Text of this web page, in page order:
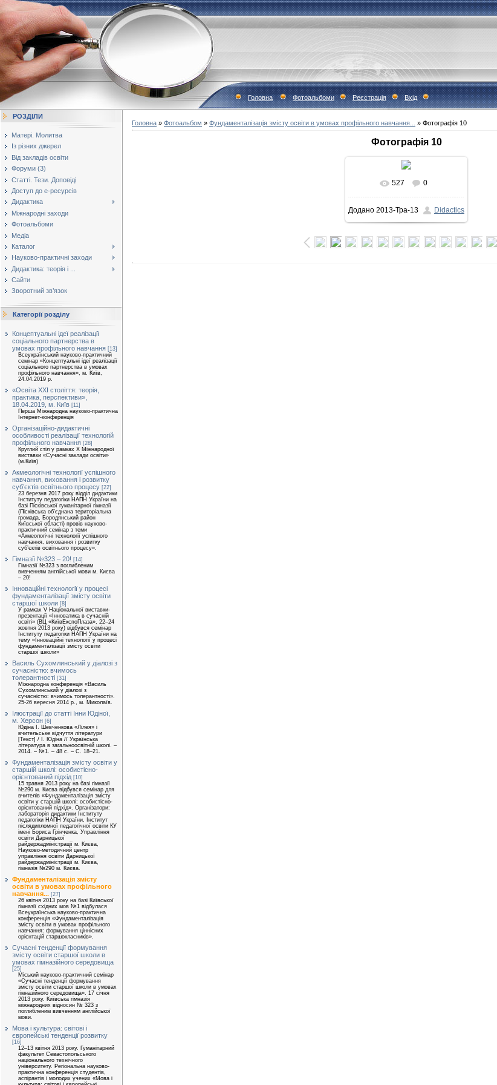
Головна Фотоальбоми Реєстрація Вхід
РОЗДІЛИ
Матері. Молитва
Із різних джерел
Від закладів освіти
Форуми (3)
Статті. Тези. Доповіді
Доступ до е-ресурсів
Дидактика
Міжнародні заходи
Фотоальбоми
Медіа
Каталог
Науково-практичні заходи
Дидактика: теорія і ...
Сайти
Зворотний зв’язок
Категорії розділу
Концептуальні ідеї реалізації
соціального партнерства в
умовах профільного навчання [13]
Всеукраїнський науково-практичний
семінар «Концептуальні ідеї реалізації
соціального партнерства в умовах
профільного навчання», м. Київ,
24.04.2019 р.
«Освіта ХХІ століття: теорія,
практика, перспективи»,
18.04.2019, м. Київ [11]
Перша Міжнародна науково-практична
Інтернет-конференція
Організаційно-дидактичні
особливості реалізації технологій
профільного навчання [28]
Круглий стіл у рамках Х Міжнародної
виставки «Сучасні заклади освіти»
(м.Київ)
Акмеологічні технології успішного
навчання, виховання і розвитку
суб’єктів освітнього процесу [22]
23 березня 2017 року відділ дидактики
Інституту педагогіки НАПН України на
базі Пісківської гуманітарної гімназії
(Пісківська об’єднана територіальна
громада, Бородянський район
Київської області) провів науково-
практичний семінар з теми
«Акмеологічні технології успішного
навчання, виховання і розвитку
суб’єктів освітнього процесу».
Гімназії №323 – 20! [14]
Гімназії №323 з поглибленим
вивченням англійської мови м. Києва
– 20!
Інноваційні технології у процесі
фундаменталізації змісту освіти
старшої школи [8]
У рамках V Національної виставки-
презентації «Інноватика в сучасній
освіті» (ВЦ «КиївЕкспоПлаза», 22–24
жовтня 2013 року) відбувся семінар
Інституту педагогіки НАПН України на
тему «Інноваційні технології у процесі
фундаменталізації змісту освіти
старшої школи»
Василь Сухомлинський у діалозі з
сучасністю: вчимось
толерантності [31]
Міжнародна конференція «Василь
Сухомлинський у діалозі з
сучасністю: вчимось толерантності».
25-26 вересня 2014 р., м. Миколаїв.
Ілюстрації до статті Інни Юдіної,
м. Херсон [6]
Юдіна І. Шевченкова «Лілея» і
вчительське відчуття літератури
[Текст] / І. Юдіна // Українська
література в загальноосвітній школі. –
2014. – №1. – 48 с. – С. 18–21.
Фундаменталізація змісту освіти у
старшій школі: особистісно-
орієнтований підхід [10]
15 травня 2013 року на базі гімназії
№290 м. Києва відбувся семінар для
вчителів «Фундаменталізація змісту
освіти у старшій школі: особистісно-
орієнтований підхід». Організатори:
лабораторія дидактики Інституту
педагогіки НАПН України, Інститут
післядипломної педагогічної освіти КУ
імені Бориса Грінченка, Управління
освіти Дарницької
райдержадміністрації м. Києва,
Науково-методичний центр
управління освіти Дарницької
райдержадміністрації м. Києва,
гімназія №290 м. Києва.
Фундаменталізація змісту
освіти в умовах профільного
навчання... [27]
26 квітня 2013 року на базі Київської
гімназії східних мов №1 відбулася
Всеукраїнська науково-практична
конференція «Фундаменталізація
змісту освіти в умовах профільного
навчання: формування ціннісних
орієнтацій старшокласників».
Сучасні тенденції формування
змісту освіти старшої школи в
умовах гімназійного середовища
[25]
Міський науково-практичний семінар
«Сучасні тенденції формування
змісту освіти старшої школи в умовах
гімназійного середовища». 17 січня
2013 року. Київська гімназія
міжнародних відносин № 323 з
поглибленим вивченням англійської
мови.
Мова і культура: світові і
європейські тенденції розвитку
[16]
12–13 квітня 2013 року. Гуманітарний
факультет Севастопольського
національного технічного
університету. Регіональна науково-
практична конференція студентів,
аспірантів і молодих учених «Мова і
Головна » Фотоальбом » Фундаменталізація змісту освіти в умовах профільного навчання... » Фотографія 10
Фотографія 10
У реальному розмірі
883x502/ 144.3Kb
527 0
Додано 2013-Тра-13 Didactics